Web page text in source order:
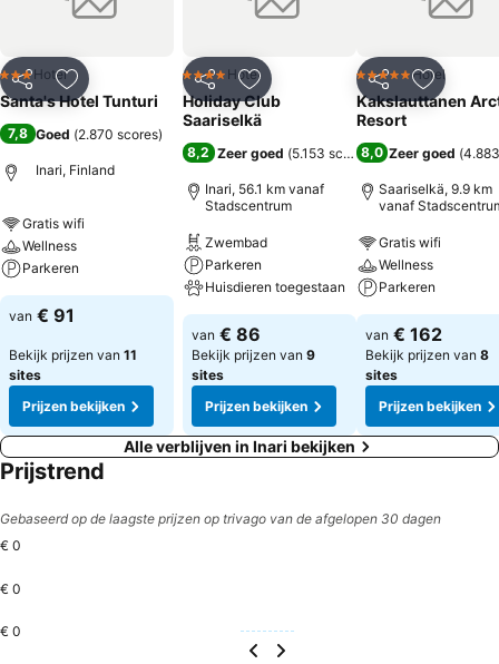
Delen Toevoegen aan favorieten
3 Sterren
Hotel
Santa's Hotel Tunturi
7,8 Goed (2.870 scores)
Inari, Finland
Gratis wifi
Wellness
Parkeren
van € 91
Bekijk prijzen van 11
sites
Prijzen bekijken
Delen Toevoegen aan favorieten
4 SterrenHotel
Holiday Club
Saariselkä
8,2 Zeer goed (5.153 scores)
Inari, 56.1 km vanaf
Stadscentrum
Zwembad
Parkeren
Huisdieren toegestaan
van € 86
Bekijk prijzen van 9
sites
Prijzen bekijken
Delen
5 Sterren Hotel
Kakslauttanen
Resort
8,0 Zeer goed (
Saariselkä, 9.9 km
vanaf
Gratis wifi
Wellness
Parkeren
van € 162
Bekijk prijzen van 8
sites
Prijzen bekijken
Alle verblijven in Inari bekijken
Prijstrend
Gebaseerd op de laagste prijzen op trivago van de afgelopen 30 dagen
€ 0
€ 0
€ 0